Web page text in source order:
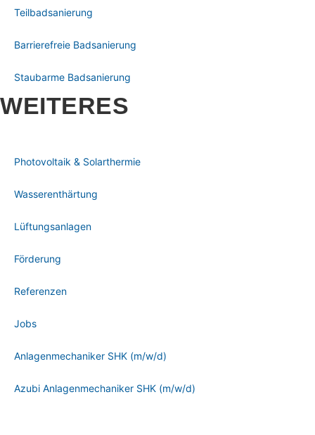
Teilbadsanierung
Barrierefreie Badsanierung
Staubarme Badsanierung
WEITERES
Photovoltaik & Solarthermie
Wasserenthärtung
Lüftungsanlagen
Förderung
Referenzen
Jobs
Anlagenmechaniker SHK (m/w/d)
Azubi Anlagenmechaniker SHK (m/w/d)